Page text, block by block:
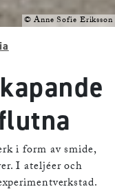
© Anne Sofie Eriksson
i form av smide,
I ateljéer och